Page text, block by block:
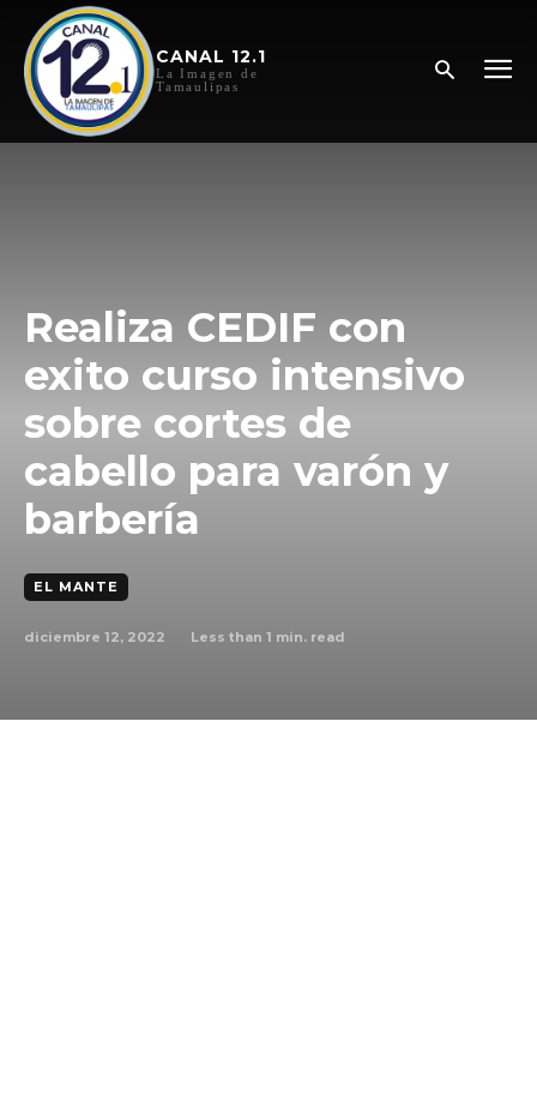
CANAL 12.1
La Imagen de
Tamaulipas
Realiza CEDIF con
exito curso intensivo
sobre cortes de
cabello para varón y
barbería
EL MANTE
diciembre 12, 2022 Less than 1 min. read